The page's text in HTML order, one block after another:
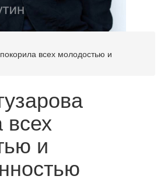
всех молодостью и
всех
и